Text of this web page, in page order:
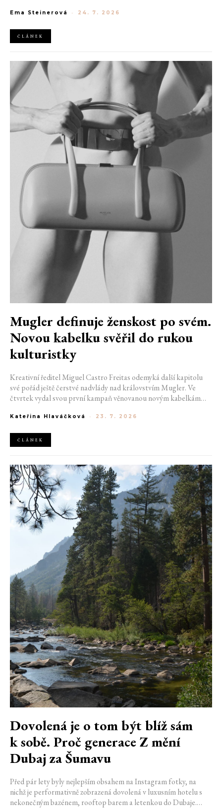
klasické týdny módy mohou brzy vypadat úplně jinak.
Ema Steinerová - 24. 7. 2026
ČLÁNEK
Mugler definuje ženskost po svém.
Novou kabelku svěřil do rukou
kulturistky
Kreativní ředitel Miguel Castro Freitas odemyká další kapitolu
své pořád ještě čerstvé nadvlády nad královstvím Mugler. Ve
čtvrtek vydal svou první kampaň věnovanou novým kabelkám
do módního domu dorazil. Umně mísí výrazy minulosti a dávných
Kateřina Hlaváčková - 23. 7. 2026
ČLÁNEK
Dovolená je o tom být blíž sám
k sobě. Proč generace Z mění
Dubaj za Šumavu
Před pár lety byly nejlepším obsahem na Instagram fotky, na
nichž je performativně zobrazená dovolená v luxusním hotelu s
nekonečným bazénem, rooftop barem a letenkou do Dubaje.